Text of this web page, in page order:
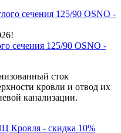
сечения 125/90 OSNO -
сток
кровли и отвод их
канализации.